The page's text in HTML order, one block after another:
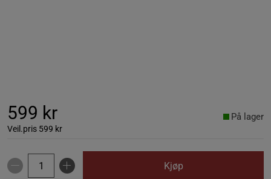
599 kr
Veil.pris 599 kr
På lager
Kjøp